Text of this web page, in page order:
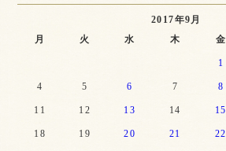
2017年9月
月
火 水 木 金
1
4 5 6 7 8
11 12 13 14 15
18 19 20 21 22